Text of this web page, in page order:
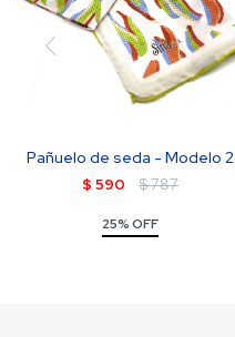
Pañuelo de seda - Modelo 2
$ 590 $787
25% OFF